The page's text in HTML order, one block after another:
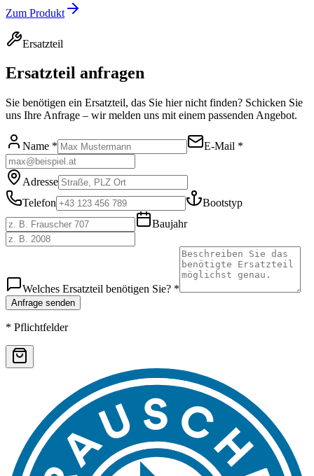
Zum Produkt
Ersatzteil
Ersatzteil anfragen
Sie benötigen ein Ersatzteil, das Sie hier nicht finden? Schicken Sie
uns Ihre Anfrage – wir melden uns mit einem passenden Angebot.
Name * E-Mail *
Adresse
Telefon
Bootstyp
Baujahr
Welches Ersatzteil benötigen Sie? *
Anfrage senden
* Pflichtfelder